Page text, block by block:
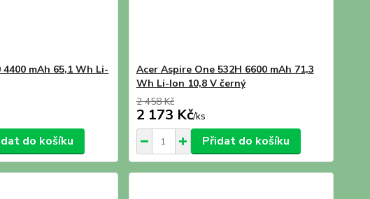
mAh 65,1 Wh Li-
do košíku
Acer Aspire One 532H 6600 mAh 71,3
Wh Li-Ion 10,8 V černý
2 458 Kč
2 173 Kč/ks
Přidat do košíku